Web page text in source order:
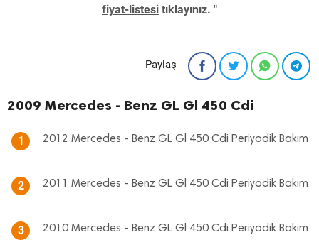
fiyat-listesi tıklayınız. "
Paylaş
2009 Mercedes - Benz GL Gl 450 Cdi
1 2012 Mercedes - Benz GL Gl 450 Cdi Periyodik Bakım
2 2011 Mercedes - Benz GL Gl 450 Cdi Periyodik Bakım
3 2010 Mercedes - Benz GL Gl 450 Cdi Periyodik Bakım